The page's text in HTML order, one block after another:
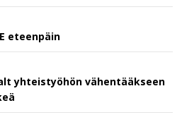
eteenpäin
yhteistyöhön vähentääkseen